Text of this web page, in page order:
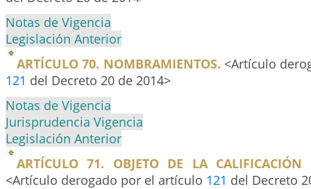
Notas de Vigencia
Legislación Anterior
ARTÍCULO 70. NOMBRAMIENTOS. <Artículo
121 del Decreto 20 de 2014>
Notas de Vigencia
Jurisprudencia Vigencia
Legislación Anterior
ARTÍCULO 71. OBJETO DE LA CALIFICACIÓN
<Artículo derogado por el artículo 121 del Decreto